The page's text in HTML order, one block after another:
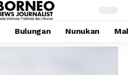
Bulungan Nunukan